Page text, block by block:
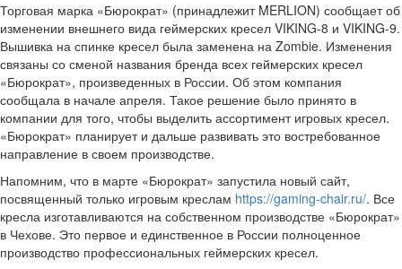
Торговая марка «Бюрократ» (принадлежит MERLION) сообщает об
изменении внешнего вида геймерских кресел VIKING-8 и VIKING-9.
Вышивка на спинке кресел была заменена на Zombie. Изменения
связаны со сменой названия бренда всех геймерских кресел
«Бюрократ», произведенных в России. Об этом компания
сообщала в начале апреля. Такое решение было принято в
компании для того, чтобы выделить ассортимент игровых кресел.
«Бюрократ» планирует и дальше развивать это востребованное
направление в своем производстве.
Напомним, что в марте «Бюрократ» запустила новый сайт,
посвященный только игровым креслам https://gaming-chair.ru/. Все
кресла изготавливаются на собственном производстве «Бюрократ»
в Чехове. Это первое и единственное в России полноценное
производство профессиональных геймерских кресел.